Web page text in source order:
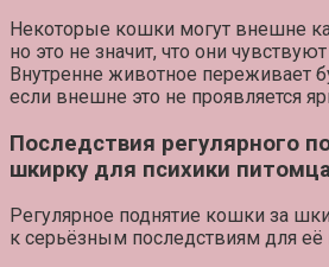
Некоторые кошки могут внешне
но это не значит, что они
Внутренне животное переживает
если внешне это не проявляется
Последствия регулярного
шкирку для психики
Регулярное поднятие кошки за
к серьёзным последствиям для её